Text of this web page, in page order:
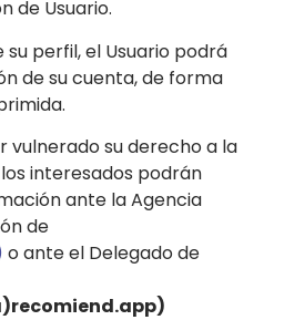
de Usuario.
perfil, el Usuario podrá
de su cuenta, de forma
vulnerado su derecho a la
interesados podrán
ante la Agencia
de
o ante el Delegado de